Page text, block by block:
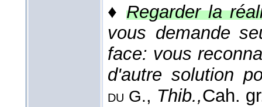
♦Regarder la
vous demande
face: vous
d'autre solution
du G., Thib.,Cah.